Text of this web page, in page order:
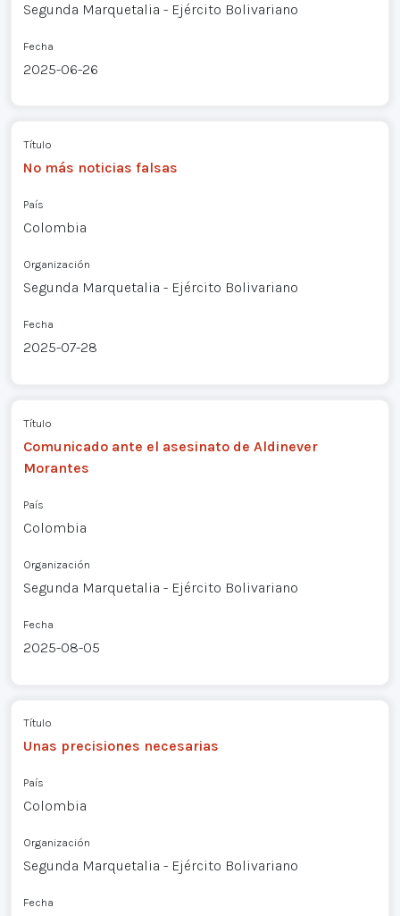
Segunda Marquetalia - Ejército Bolivariano
Fecha
2025-06-26
Título
No más noticias falsas
País
Colombia
Organización
Segunda Marquetalia - Ejército Bolivariano
Fecha
2025-07-28
Título
Comunicado ante el asesinato de Aldinever
Morantes
País
Colombia
Organización
Segunda Marquetalia - Ejército Bolivariano
Fecha
2025-08-05
Título
Unas precisiones necesarias
País
Colombia
Organización
Segunda Marquetalia - Ejército Bolivariano
Fecha